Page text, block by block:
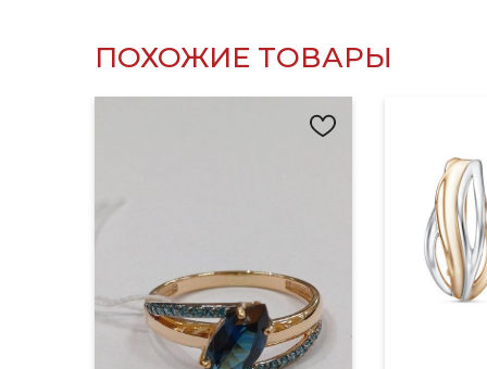
ПОХОЖИЕ ТОВАРЫ